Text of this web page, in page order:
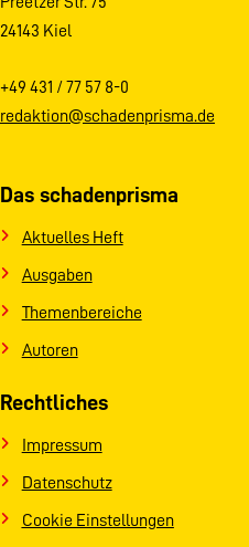
24143 Kiel
+49 431 / 77 57 8-0
redaktion@schadenprisma.de
Das schadenprisma
Aktuelles Heft
Ausgaben
Themenbereiche
Autoren
Rechtliches
Impressum
Datenschutz
Cookie Einstellungen